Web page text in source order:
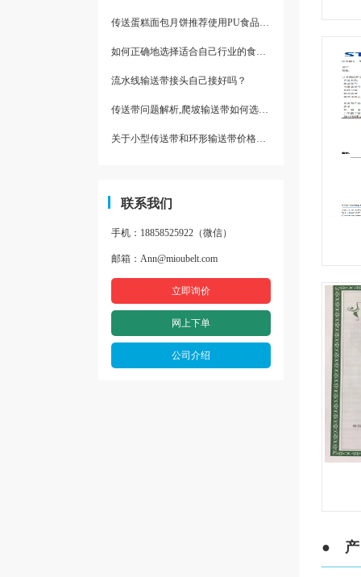
传送蛋糕面包月饼推荐使用PU食品级输送带
如何正确地选择适合自己行业的食品输送带
流水线输送带接头自己接好吗？
传送带问题解析,爬坡输送带如何选择,推荐一款防滑输送带
关于小型传送带和环形输送带价格，他们有什么区别点。
联系我们
手机：18858525922（微信）
邮箱：Ann@mioubelt.com
立即询价
网上下单
公司介绍
● 产